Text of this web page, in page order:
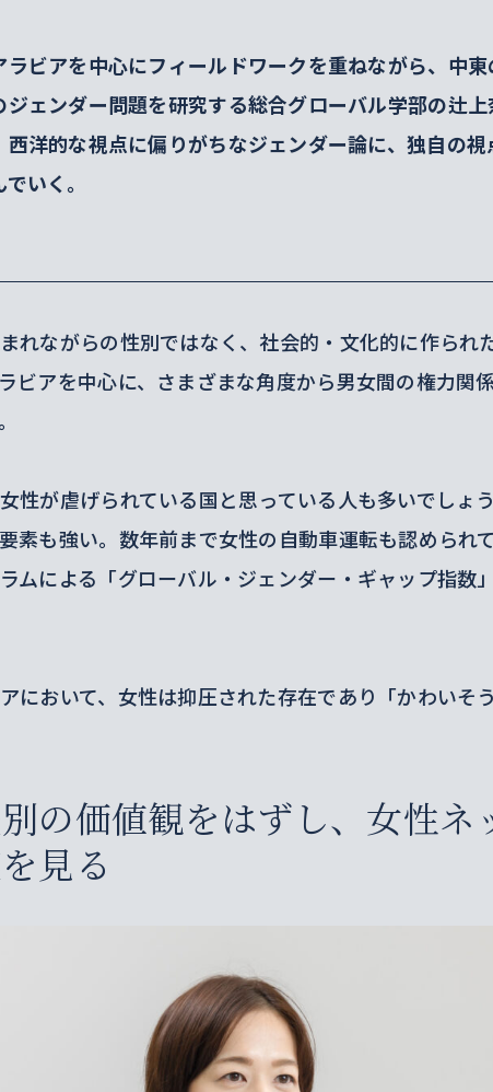
ラビアを中心にフィールドワークを重ねながら、中東
ジェンダー問題を研究する総合グローバル学部の辻上
西洋的な視点に偏りがちなジェンダー論に、独自の視
いく。
れながらの性別ではなく、社会的・文化的に作られ
ビアを中心に、さまざまな角度から男女間の権力関
性が虐げられている国と思っている人も多いでしょ
素も強い。数年前まで女性の自動車運転も認められ
ムによる「グローバル・ジェンダー・ギャップ指数
において、女性は抑圧された存在であり「かわいそ
の価値観をはずし、女性ネ
見る